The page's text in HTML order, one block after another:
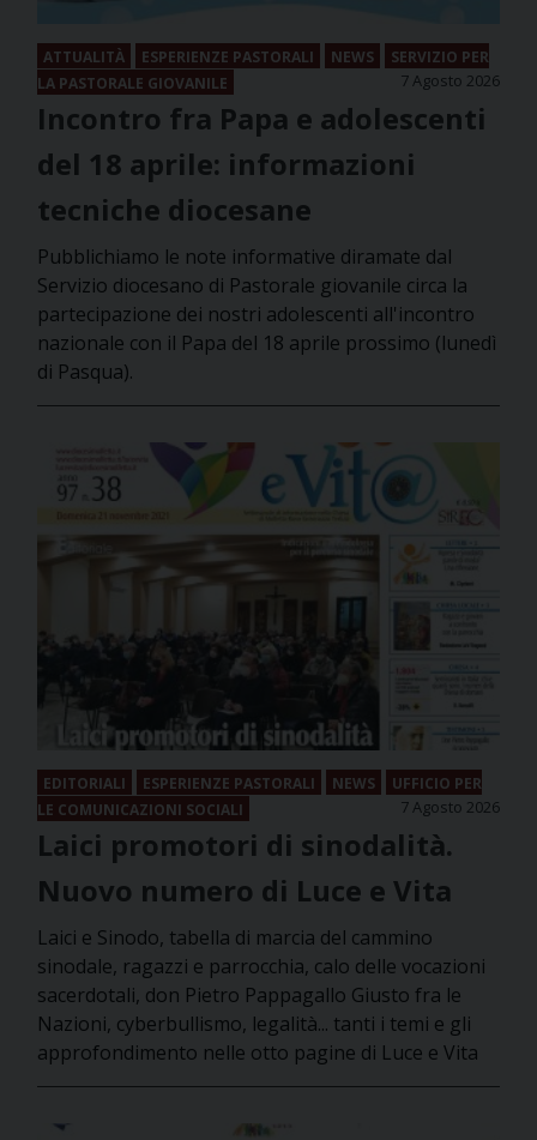
ATTUALITÀ ESPERIENZE PASTORALI NEWS
SERVIZIO PER
LA PASTORALE GIOVANILE
7 Agosto 2026
Incontro fra Papa e adolescenti
del 18 aprile: informazioni
tecniche diocesane
Pubblichiamo le note informative diramate dal
Servizio diocesano di Pastorale giovanile circa la
partecipazione dei nostri adolescenti all'incontro
nazionale con il Papa del 18 aprile prossimo (lunedì
di Pasqua).
EDITORIALI ESPERIENZE PASTORALI NEWS
UFFICIO PER
LE COMUNICAZIONI SOCIALI
7 Agosto 2026
Laici promotori di sinodalità.
Nuovo numero di Luce e Vita
Laici e Sinodo, tabella di marcia del cammino
sinodale, ragazzi e parrocchia, calo delle vocazioni
sacerdotali, don Pietro Pappagallo Giusto fra le
Nazioni, cyberbullismo, legalità... tanti i temi e gli
approfondimento nelle otto pagine di Luce e Vita